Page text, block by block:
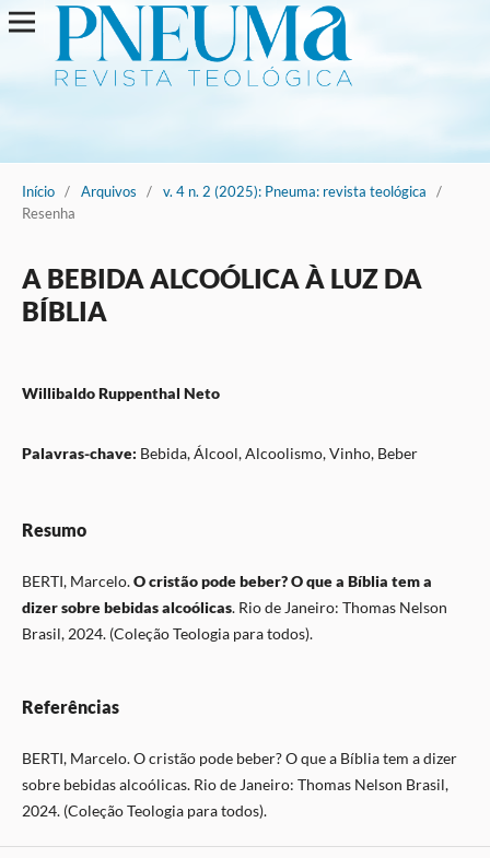
Início / Arquivos / v. 4 n. 2 (2025): Pneuma: revista teológica
/
Resenha
A BEBIDA ALCOÓLICA À LUZ DA
BÍBLIA
Willibaldo Ruppenthal Neto
Palavras-chave: Bebida, Álcool, Alcoolismo, Vinho, Beber
Resumo
BERTI, Marcelo.O cristão pode beber? O que a Bíblia tem a
dizer sobre bebidas alcoólicas. Rio de Janeiro: Thomas Nelson
Brasil, 2024. (Coleção Teologia para todos).
Referências
BERTI, Marcelo. O cristão pode beber? O que a Bíblia tem a dizer
sobre bebidas alcoólicas. Rio de Janeiro: Thomas Nelson Brasil,
2024. (Coleção Teologia para todos).